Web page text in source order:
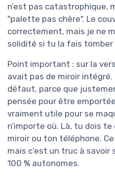
n’est pas catastrophique,
"palette pas chère". Le
correctement, mais je ne
solidité si tu la fais tomber
Point important : sur la
avait pas de miroir intégré.
défaut, parce que
pensée pour être
vraiment utile pour se
n’importe où. Là, tu dois
miroir ou ton téléphone.
mais c’est un truc à
100 % autonomes.